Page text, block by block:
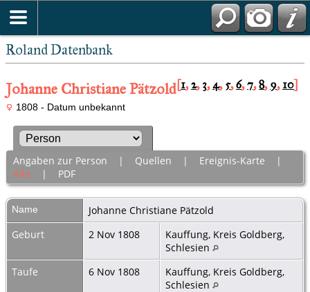
Roland Datenbank
Johanne Christiane Pätzold[1,2,3,4,5,6,7,8,9,10]
1808 - Datum unbekannt
Angaben zur Person | Quellen | Ereignis-Karte |
Alle | PDF
Name Johanne Christiane Pätzold
Geburt
2 Nov 1808
Kauffung, Kreis Goldberg,
Schlesien
Taufe
6 Nov 1808
Kauffung, Kreis Goldberg,
Schlesien